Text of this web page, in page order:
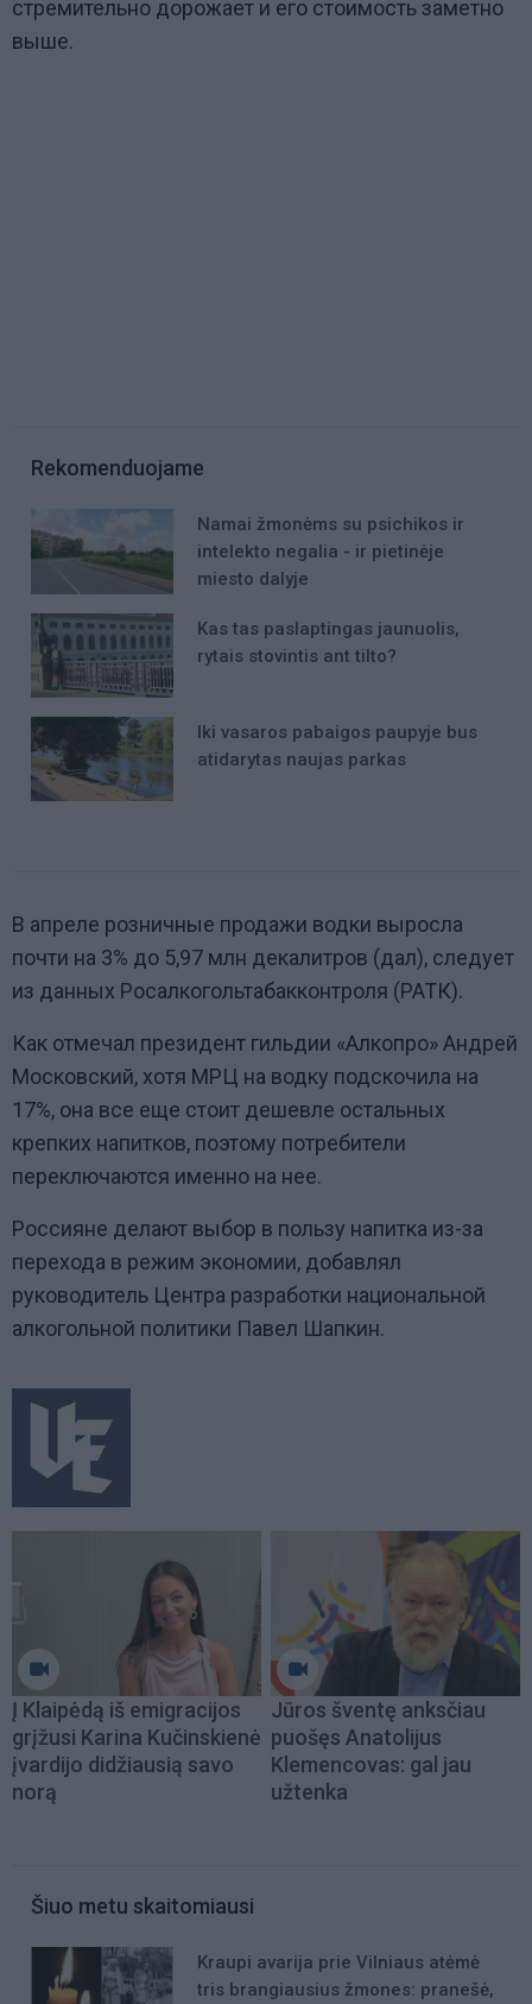
стремительно дорожает и его стоимость заметно
выше.
Rekomenduojame
Namai žmonėms su psichikos ir
intelekto negalia - ir pietinėje
miesto dalyje
Kas tas paslaptingas jaunuolis,
rytais stovintis ant tilto?
Iki vasaros pabaigos paupyje bus
atidarytas naujas parkas
В апреле розничные продажи водки выросла
почти на 3% до 5,97 млн декалитров (дал), следует
из данных Росалкогольтабакконтроля (РАТК).
Как отмечал президент гильдии «Алкопро» Андрей
Московский, хотя МРЦ на водку подскочила на
17%, она все еще стоит дешевле остальных
крепких напитков, поэтому потребители
переключаются именно на нее.
Россияне делают выбор в пользу напитка из-за
перехода в режим экономии, добавлял
руководитель Центра разработки национальной
алкогольной политики Павел Шапкин.
Į Klaipėdą iš emigracijos
grįžusi Karina Kučinskienė
įvardijo didžiausią savo
norą
Jūros šventę anksčiau
puošęs Anatolijus
Klemencovas: gal jau
užtenka
Šiuo metu skaitomiausi
Kraupi avarija prie Vilniaus atėmė
tris brangiausius žmones: pranešė,